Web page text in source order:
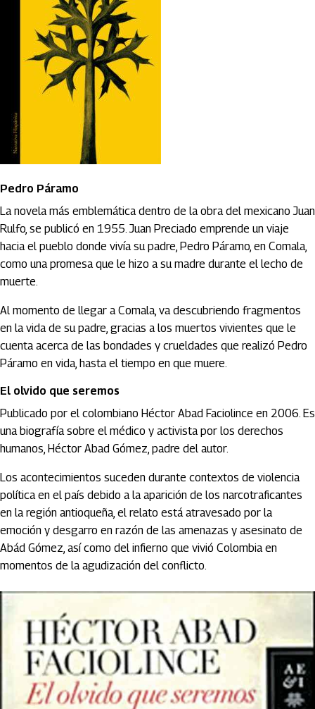
Pedro Páramo
La novela más emblemática dentro de la obra del mexicano Juan
Rulfo, se publicó en 1955. Juan Preciado emprende un viaje
hacia el pueblo donde vivía su padre, Pedro Páramo, en Comala,
como una promesa que le hizo a su madre durante el lecho de
muerte.
Al momento de llegar a Comala, va descubriendo fragmentos
en la vida de su padre, gracias a los muertos vivientes que le
cuenta acerca de las bondades y crueldades que realizó Pedro
Páramo en vida, hasta el tiempo en que muere.
El olvido que seremos
Publicado por el colombiano Héctor Abad Faciolince en 2006. Es
una biografía sobre el médico y activista por los derechos
humanos, Héctor Abad Gómez, padre del autor.
Los acontecimientos suceden durante contextos de violencia
política en el país debido a la aparición de los narcotraficantes
en la región antioqueña, el relato está atravesado por la
emoción y desgarro en razón de las amenazas y asesinato de
Abád Gómez, así como del infierno que vivió Colombia en
momentos de la agudización del conflicto.